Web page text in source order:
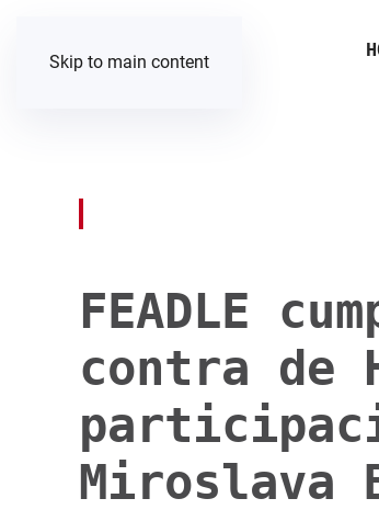
Skip to main content
FEADLE
contra de
Miroslava